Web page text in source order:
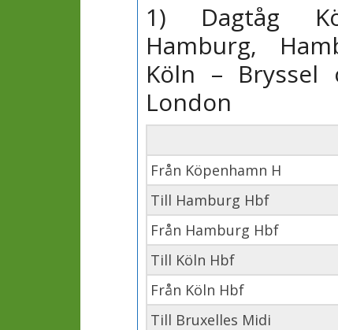
1) Dagtåg
Hamburg,
Köln – Bryssel
London
Från Köpenhamn H
Till Hamburg Hbf
Från Hamburg Hbf
Till Köln Hbf
Från Köln Hbf
Till Bruxelles Midi